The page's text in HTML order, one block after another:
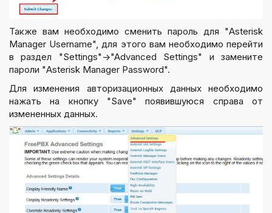
Также вам необходимо сменить пароль для "Asterisk
Manager Username", для этого вам необходимо перейти
в раздел "Settings"->"Advanced Settings" и замените
пароли "Asterisk Manager Password".
Для изменения авторизационных данных необходимо
нажать на кнопку "Save" появившуюся справа от
измененных данных.